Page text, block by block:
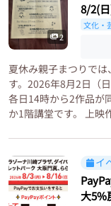
2
8/2(
文化・
夏休み親子まつりで
す。2026年8月2日（
各日14時から2作品が
か1階講堂です。 上映
イ
大5%